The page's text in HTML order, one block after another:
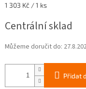
Měrná
1 303 Kč / 1 ks
Centrální sklad
Můžeme doručit do:
Přidat